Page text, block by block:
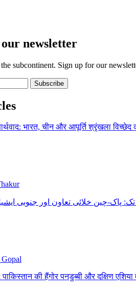
newsletter
subcontinent. Sign up for our
Subscribe